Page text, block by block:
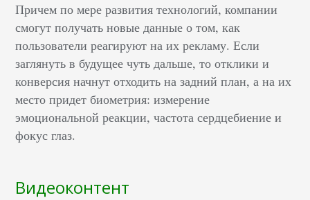
Причем по мере развития технологий, компании
смогут получать новые данные о том, как
пользователи реагируют на их рекламу. Если
заглянуть в будущее чуть дальше, то отклики и
конверсия начнут отходить на задний план, а на их
место придет биометрия: измерение
эмоциональной реакции, частота сердцебиение и
фокус глаз.
Видеоконтент